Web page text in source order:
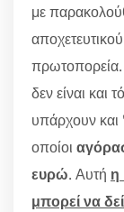
με
δεν είναι και
υπάρχουν και
οποίοι
ευρώ. Αυτή η
μπορεί να